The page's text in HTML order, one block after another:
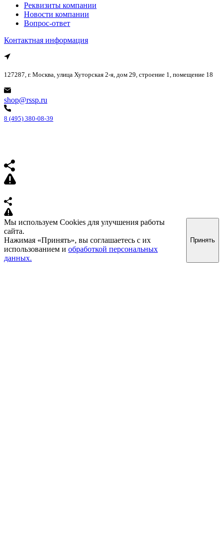
Реквизиты компании
Новости компании
Вопрос-ответ
Контактная информация
127287, г. Москва, улица Хуторская 2-я, дом 29, строение 1, помещение 18
shop@rssp.ru
8 (495) 380-08-39
Мы используем Cookies для улучшения работы
сайта.
Нажимая «Принять», вы соглашаетесь с их
использованием и обработкой персональных
данных.
Принять